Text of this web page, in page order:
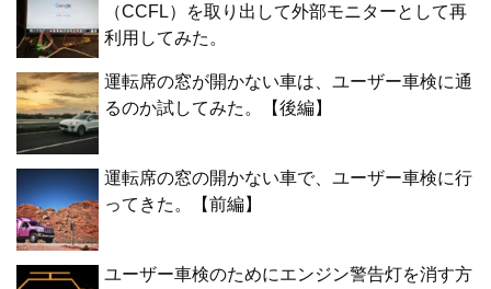
（CCFL）を取り出して外部モニターとして再
利用してみた。
運転席の窓が開かない車は、ユーザー車検に通
るのか試してみた。【後編】
運転席の窓の開かない車で、ユーザー車検に行
ってきた。【前編】
ユーザー車検のためにエンジン警告灯を消す方